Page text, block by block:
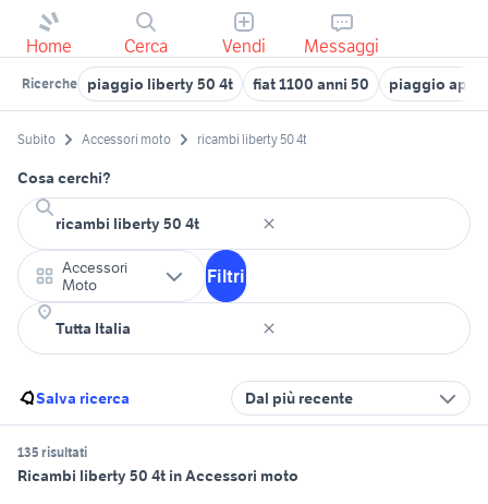
Home Cerca Vendi Messaggi
Ricerche piaggio liberty 50 4t fiat 1100 anni 50 piaggio ape
Subito Accessori moto ricambi liberty 50 4t
Cosa cerchi?
Accessori
Moto
Filtri
Salva ricerca Dal più recente
135 risultati
Ricambi liberty 50 4t in Accessori moto